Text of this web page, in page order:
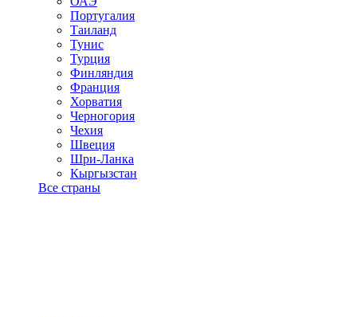
Португалия
Таиланд
Тунис
Турция
Финляндия
Франция
Хорватия
Черногория
Чехия
Швеция
Шри-Ланка
Кыргызстан
Все страны